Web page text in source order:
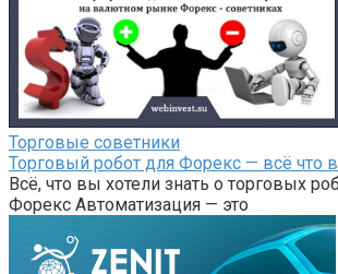
Торговые советники
Торговый робот для Форекс — всё что
Всё, что вы хотели знать о торговых
Форекс Автоматизация — это